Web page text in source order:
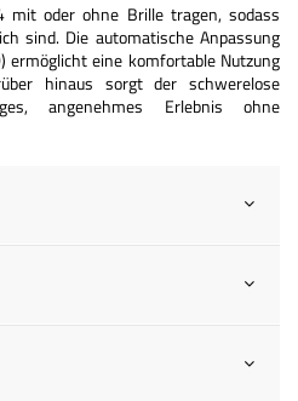
mit oder ohne Brille tragen, sodass
sind. Die automatische Anpassung
ermöglicht eine komfortable Nutzung
hinaus sorgt der schwerelose
angenehmes Erlebnis ohne